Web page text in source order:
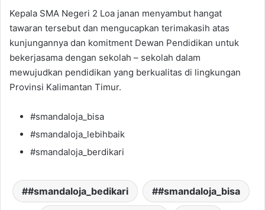
Kepala SMA Negeri 2 Loa janan menyambut hangat
tawaran tersebut dan mengucapkan terimakasih atas
kunjungannya dan komitment Dewan Pendidikan untuk
bekerjasama dengan sekolah – sekolah dalam
mewujudkan pendidikan yang berkualitas di lingkungan
Provinsi Kalimantan Timur.
#smandaloja_bisa
#smandaloja_lebihbaik
#smandaloja_berdikari
#smandaloja_bedikari #smandaloja_bisa